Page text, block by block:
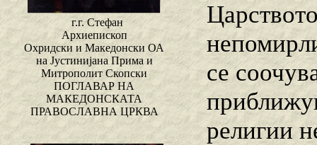
г.г. Стефан
Архиепископ
Охридски и Македонски ОА
на Јустинијана Прима и
Митрополит Скопски
ПОГЛАВАР НА
МАКЕДОНСКАТА
ПРАВОСЛАВНА ЦРКВА
се
религии